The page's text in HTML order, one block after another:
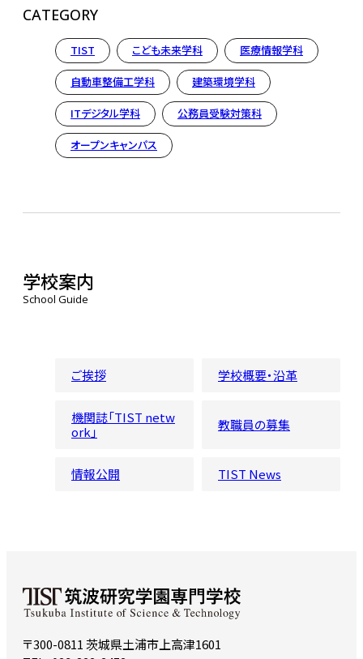
CATEGORY
TIST こども未来学科 医療情報学科
自動車整備工学科 建築環境学科
ITデジタル学科 公務員受験対策科
オープンキャンパス
学校案内
School Guide
ご挨拶 学校概要・沿革
機関誌「TIST netw
ork」
教職員の募集
情報公開 TIST News
〒300-0811 茨城県土浦市上高津1601